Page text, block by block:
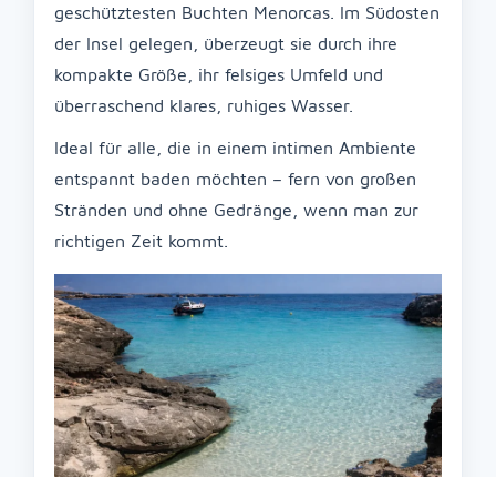
geschütztesten Buchten Menorcas. Im Südosten
der Insel gelegen, überzeugt sie durch ihre
kompakte Größe, ihr felsiges Umfeld und
überraschend klares, ruhiges Wasser.
Ideal für alle, die in einem intimen Ambiente
entspannt baden möchten – fern von großen
Stränden und ohne Gedränge, wenn man zur
richtigen Zeit kommt.